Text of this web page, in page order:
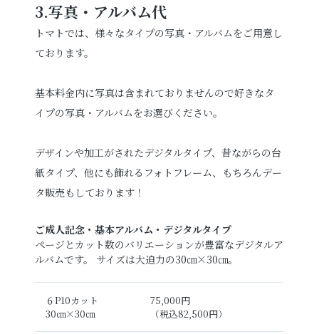
3.写真・アルバム代
トマトでは、様々なタイプの写真・アルバムをご用意し
ております。
基本料金内に写真は含まれておりませんので好きなタ
イプの写真・アルバムをお選びください。
デザインや加工がされたデジタルタイプ、昔ながらの台
紙タイプ、他にも飾れるフォトフレーム、もちろんデー
タ販売もしております！
ご成人記念・基本アルバム・デジタルタイプ
ページとカット数のバリエーションが豊富なデジタルア
ルバムです。 サイズは大迫力の30㎝×30㎝。
６P10カット
30㎝×30㎝
75,000円
（税込82,500円）